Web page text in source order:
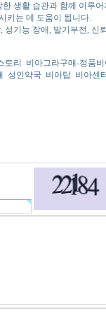
생활 습관과 함께 이루
키는 데 도움이 됩니다.
기능 장애, 발기부전,
토리
비아그라구매-정품
성인약국 비아탑 비아센